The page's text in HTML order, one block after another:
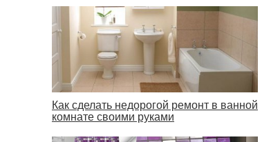
Как сделать недорогой ремонт в ванной
комнате своими руками